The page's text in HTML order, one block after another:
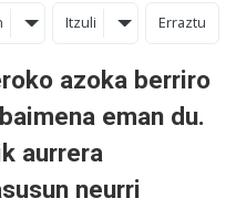
Itzuli Erraztu
azoka berriro
eman du.
aurrera
neurri